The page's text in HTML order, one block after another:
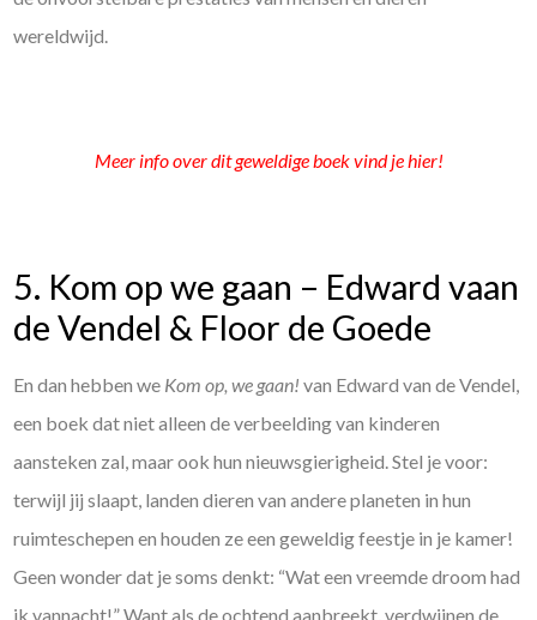
wereldwijd.
Meer info over dit geweldige boek vind je hier!
5. Kom op we gaan – Edward vaan
de Vendel & Floor de Goede
En dan hebben we Kom op, we gaan! van Edward van de Vendel,
een boek dat niet alleen de verbeelding van kinderen
aansteken zal, maar ook hun nieuwsgierigheid. Stel je voor:
terwijl jij slaapt, landen dieren van andere planeten in hun
ruimteschepen en houden ze een geweldig feestje in je kamer!
Geen wonder dat je soms denkt: “Wat een vreemde droom had
ik vannacht!” Want als de ochtend aanbreekt, verdwijnen de